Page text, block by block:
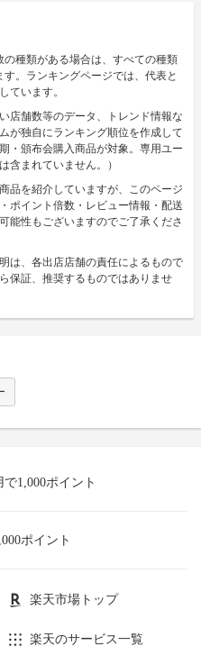
種類がある場合は、すべての種類
。ランキングページでは、代表と
ています。
店舗数等のデータ、トレンド情報な
が独自にランキング順位を作成して
・頒布会購入商品が対象。専用ユー
含まれていません。）
品を紹介していますが、このページ
ポイント倍数・レビュー情報・配送
能性もございますのでご了承くださ
は、各出店店舗の責任によるもので
保証、推奨するものではありませ
1,000ポイント
ポイント
楽天市場トップ
楽天のサービス一覧